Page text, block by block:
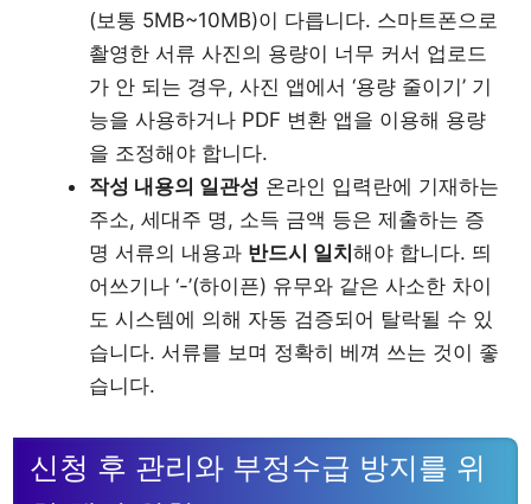
(보통 5MB~10MB)이 다릅니다. 스마트폰으로
촬영한 서류 사진의 용량이 너무 커서 업로드
가 안 되는 경우, 사진 앱에서 ‘용량 줄이기’ 기
능을 사용하거나 PDF 변환 앱을 이용해 용량
을 조정해야 합니다.
작성 내용의 일관성 온라인 입력란에 기재하는
주소, 세대주 명, 소득 금액 등은 제출하는 증
명 서류의 내용과 반드시 일치 해야 합니다. 띄
어쓰기나 ‘-’(하이픈) 유무와 같은 사소한 차이
도 시스템에 의해 자동 검증되어 탈락될 수 있
습니다. 서류를 보며 정확히 베껴 쓰는 것이 좋
습니다.
신청 후 관리와 부정수급 방지를 위